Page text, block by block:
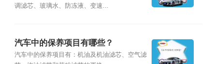
调滤芯、玻璃水、防冻液、变速...
汽车中的保养项目有哪些？
汽车中的保养项目有：机油及机油滤芯、空气滤